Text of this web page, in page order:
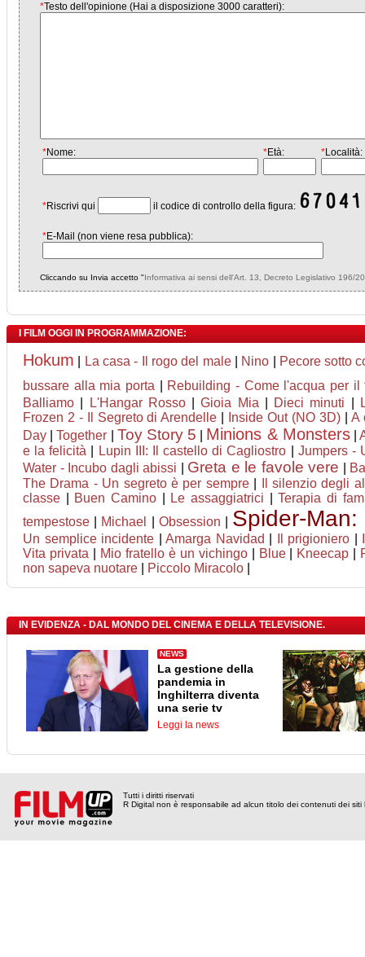
*Testo dell'opinione (Hai a disposizione 3000 caratteri):
*Nome: *Età: *Località:
*Riscrivi qui il codice di controllo della figura:
*E-Mail (non viene resa pubblica):
Cliccando su Invia accetto "Informativa ai sensi dell'Art. 13, Decreto Legislativo 196/
I FILM OGGI IN PROGRAMMAZIONE:
Hokum La casa - Il rogo del male| Nino
Pecore sotto
bussare alla mia porta
Rebuilding - Come l'acqua per il
Balliamo
L'Hangar Rosso|Gioia Mia Dieci minuti
Frozen 2 - Il Segreto di Arendelle
Inside Out (NO 3D)| A
Day |Together Toy Story 5 Minions & Monsters|
e la felicità
Lupin III: Il castello di Cagliostro
Jumpers -
Water - Incubo dagli abissi
Greta e le favole vere
The Drama - Un segreto è per sempre|
Il silenzio degli
classe
Buen Camino Le assaggiatrici |Terapia di
tempestose
Michael Obsession Spider-
Un semplice incidente Amarga Navidad Il prigioniero
Vita privata
Mio fratello è un vichingo| Blue| Kneecap
non sapeva nuotare
Piccolo Miracolo
IN EVIDENZA - DAL MONDO DEL CINEMA E DELLA TELEVISIONE.
NEWS
La gestione della
pandemia in
Inghilterra diventa
una serie tv
Leggi la news
Tutti i diritti riservati
R Digital non è responsabile ad alcun titolo dei contenuti dei siti